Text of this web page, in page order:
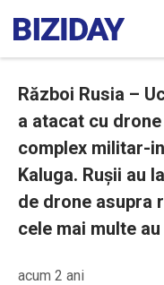
Război Rusia –
a atacat cu
complex militar-
Kaluga. Rușii au
de drone asupra
cele mai multe
acum 2 ani